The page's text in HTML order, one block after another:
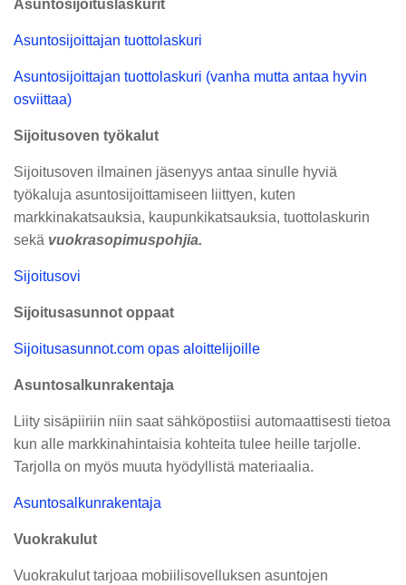
Asuntosijoituslaskurit
Asuntosijoittajan tuottolaskuri
Asuntosijoittajan tuottolaskuri (vanha mutta antaa hyvin
osviittaa)
Sijoitusoven työkalut
Sijoitusoven ilmainen jäsenyys antaa sinulle hyviä
työkaluja asuntosijoittamiseen liittyen, kuten
markkinakatsauksia, kaupunkikatsauksia, tuottolaskurin
sekä vuokrasopimuspohjia.
Sijoitusovi
Sijoitusasunnot oppaat
Sijoitusasunnot.com opas aloittelijoille
Asuntosalkunrakentaja
Liity sisäpiiriin niin saat sähköpostiisi automaattisesti tietoa
kun alle markkinahintaisia kohteita tulee heille tarjolle.
Tarjolla on myös muuta hyödyllistä materiaalia.
Asuntosalkunrakentaja
Vuokrakulut
Vuokrakulut tarjoaa mobiilisovelluksen asuntojen